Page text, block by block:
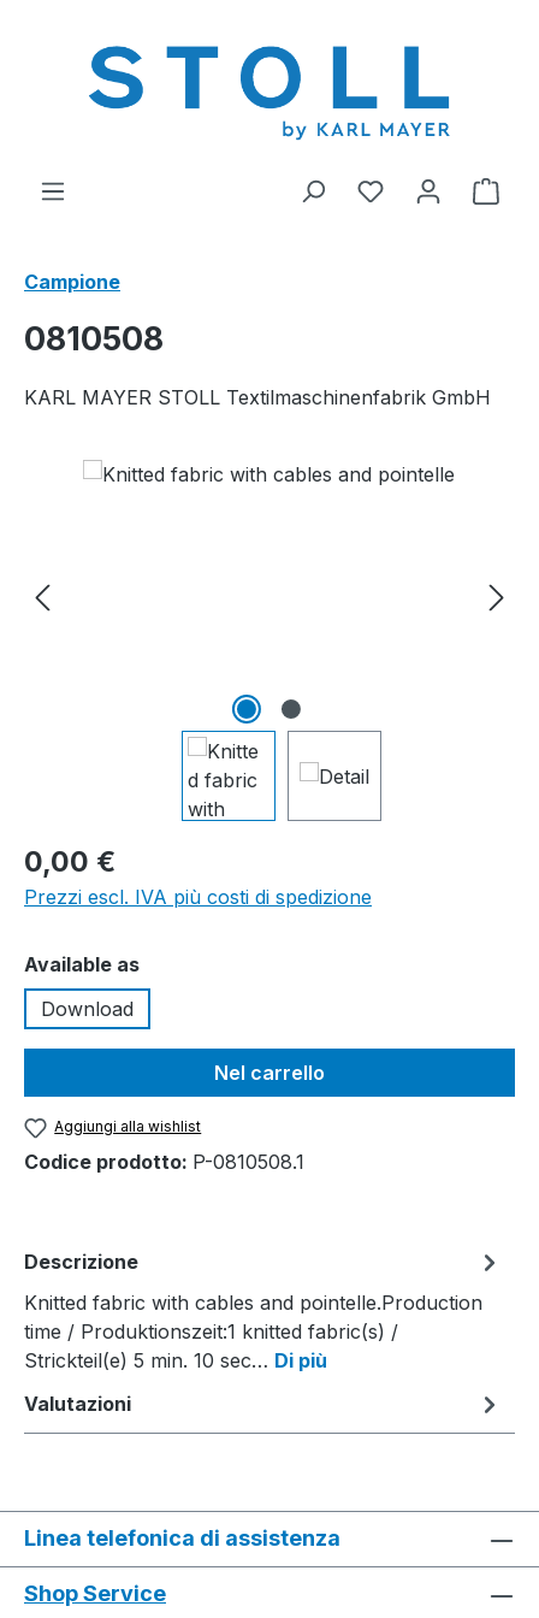
Hai 0 articoliIl
Campione
0810508
KARL MAYER STOLL Textilmaschinenfabrik GmbH
Salta la galleria di immagini
0,00 €
Prezzi escl. IVA più costi di spedizione
Seleziona
Available as
Download
Nel carrello
Aggiungi alla wishlist
Codice prodotto: P-0810508.1
Descrizione
Knitted fabric with cables and pointelle.Production
time / Produktionszeit:1 knitted fabric(s) /
Strickteil(e) 5 min. 10 sec… Di più
Valutazioni
Linea telefonica di assistenza
Shop Service